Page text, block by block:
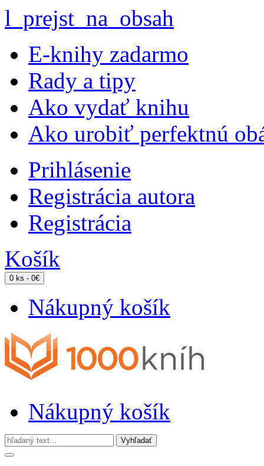
l_prejst_na_obsah
E-knihy zadarmo
Rady a tipy
Ako vydať knihu
Ako urobiť perfektnú
Prihlásenie
Registrácia autora
Registrácia
Košík
0 ks - 0€
Nákupný košík
Nákupný košík